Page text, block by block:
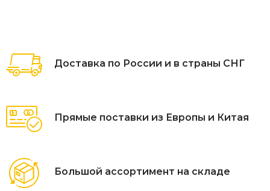
Доставка по России и в страны СНГ
Прямые поставки из Европы и Китая
Большой ассортимент на складе